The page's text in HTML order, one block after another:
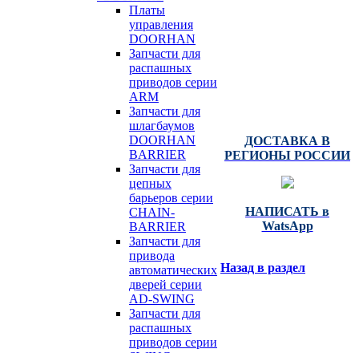
Платы
управления
DOORHAN
Запчасти для
распашных
приводов серии
ARM
Запчасти для
шлагбаумов
DOORHAN
BARRIER
Запчасти для
цепных
барьеров серии
CHAIN-
BARRIER
Запчасти для
привода
автоматических
дверей серии
AD-SWING
Запчасти для
распашных
приводов серии
ДОСТАВКА В
РЕГИОНЫ РОССИИ
НАПИСАТЬ в
WatsApp
Назад в раздел